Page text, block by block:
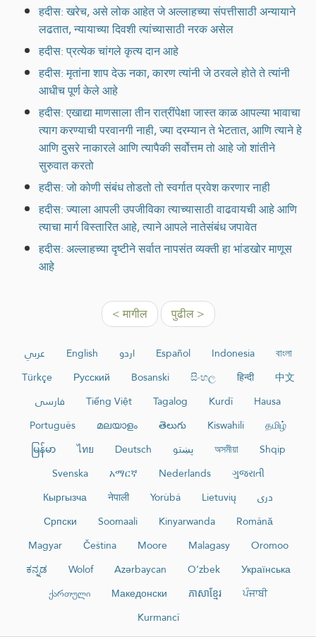
हदीस: खरेच, असे लोक आहेत जे अल्लाहच्या संपत्तीसाठी अन्यायाने
लढतात, न्यायाच्या दिवशी त्यांच्यासाठी नरक असेल
हदीस: प्रत्येक चांगले कृत्य दान आहे
हदीस: मृतांना शाप देऊ नका, कारण त्यांनी जे ठरवले होते ते त्यांनी
आधीच पूर्ण केले आहे
हदीस: एखाद्या माणसाला तीन रात्रींपेक्षा जास्त काळ आपल्या भावाचा
त्याग करण्याची परवानगी नाही, ज्या दरम्यान ते भेटतात, आणि त्याने हे
आणि दुसरे नाकारले आणि त्यापैकी सर्वोत्तम तो आहे जो शांतीने
सुरुवात करतो
हदीस: जो कोणी संबंध तोडतो तो स्वर्गात प्रवेश करणार नाही
हदीस: ज्याला आपली उपजीविका त्याच्यासाठी वाढवायची आहे आणि
त्याचा मार्ग विस्तारित आहे, त्याने आपले नातेसंबंध जपावेत
हदीस: अल्लाहच्या दृष्टीने सर्वात नापसंत व्यक्ती हा भांडखोर माणूस
आहे
< मागील पुढील >
عربي English اردو Español Indonesia
বাংলা
Türkçe
Русский Bosanski සිංහල हिन्दी
中文
فارسی
Tiếng Việt Tagalog Kurdî
Hausa
Português
മലയാളം తెలుగు Kiswahili
தமிழ்
မြန်မာ
ไทย Deutsch پښتو অসমীয়া
Shqip
Svenska
አማርኛ Nederlands
ગુજરાતી
Кыргызча
नेपाली Yorùbá Lietuvių
دری
Српски
Soomaali Kinyarwanda
Română
Magyar
Čeština Moore Malagasy
Oromoo
ಕನ್ನಡ
Wolof Azərbaycan O‘zbek
Українська
ქართული
Македонски ភាសាខ្មែរ
ਪੰਜਾਬੀ
Kurmancî